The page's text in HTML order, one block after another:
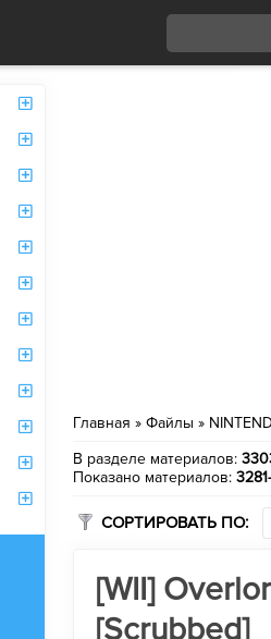
Главная » Файлы »
В разделе материалов:
Показано материалов:
СОРТИРОВАТЬ ПО:
[WII]
[Scrubbed]